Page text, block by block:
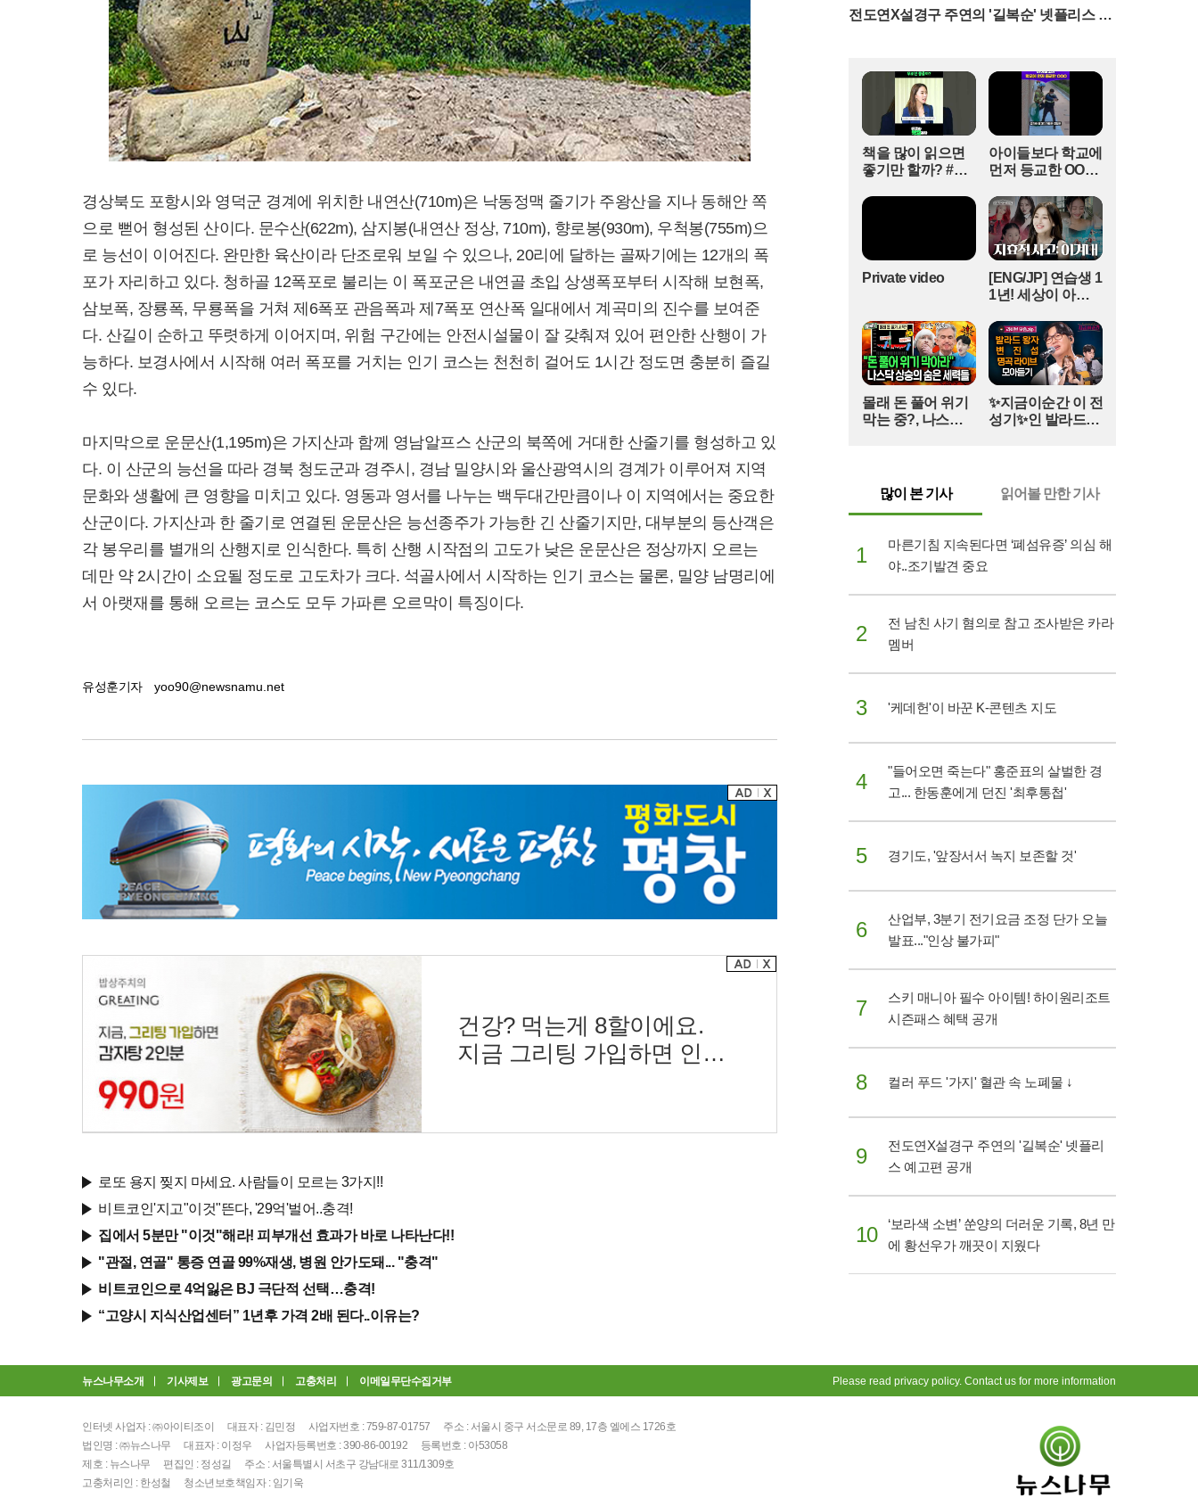
경상북도 포항시와 영덕군 경계에 위치한 내연산(710m)은 낙동정맥 줄기가 주왕산을 지나 동해안 쪽
으로 뻗어 형성된 산이다. 문수산(622m), 삼지봉(내연산 정상, 710m), 향로봉(930m), 우척봉(755m)으
로 능선이 이어진다. 완만한 육산이라 단조로워 보일 수 있으나, 20리에 달하는 골짜기에는 12개의 폭
포가 자리하고 있다. 청하골 12폭포로 불리는 이 폭포군은 내연골 초입 상생폭포부터 시작해 보현폭,
삼보폭, 장룡폭, 무룡폭을 거쳐 제6폭포 관음폭과 제7폭포 연산폭 일대에서 계곡미의 진수를 보여준
다. 산길이 순하고 뚜렷하게 이어지며, 위험 구간에는 안전시설물이 잘 갖춰져 있어 편안한 산행이 가
능하다. 보경사에서 시작해 여러 폭포를 거치는 인기 코스는 천천히 걸어도 1시간 정도면 충분히 즐길
수 있다.
마지막으로 운문산(1,195m)은 가지산과 함께 영남알프스 산군의 북쪽에 거대한 산줄기를 형성하고 있
다. 이 산군의 능선을 따라 경북 청도군과 경주시, 경남 밀양시와 울산광역시의 경계가 이루어져 지역
문화와 생활에 큰 영향을 미치고 있다. 영동과 영서를 나누는 백두대간만큼이나 이 지역에서는 중요한
산군이다. 가지산과 한 줄기로 연결된 운문산은 능선종주가 가능한 긴 산줄기지만, 대부분의 등산객은
각 봉우리를 별개의 산행지로 인식한다. 특히 산행 시작점의 고도가 낮은 운문산은 정상까지 오르는
데만 약 2시간이 소요될 정도로 고도차가 크다. 석골사에서 시작하는 인기 코스는 물론, 밀양 남명리에
서 아랫재를 통해 오르는 코스도 모두 가파른 오르막이 특징이다.
유성훈기자 yoo90@newsnamu.net
건강? 먹는게 8할이에요.
지금 그리팅 가입하면 인기
로또 용지 찢지 마세요. 사람들이 모르는 3가지!!
비트코인'지고"이것"뜬다, '29억'벌어..충격!
집에서 5분만 "이것"해라! 피부개선 효과가 바로 나타난다!!
"관절, 연골" 통증 연골 99%재생, 병원 안가도돼... "충격"
비트코인으로 4억잃은 BJ 극단적 선택…충격!
“고양시 지식산업센터” 1년후 가격 2배 된다..이유는?
거의 마지막 총력 유세가 이 씨 소유의 모델하우스
법 위반 가능성이 대두되었다. 이에 대해 오 전 지
사 측은 사실무근이라며 반박하고 있으나, 부지 제
공의 대가성 여부를 두고 논란은 수그러들지 않고
친분설로 곤혹스러운 처지에 놓였다. 이 씨가 평소
문 의원과 형님, 동생 하는 사이라고 주변에 과시해
왔다는 증언이 나오면서다. 문 의원 측은 자발적인
지지자의 활동이었을 뿐 사적인 골프 회동이나 부
적절한 청탁은 없었다고 선을 그었다. 하지만 과거
모델하우스 행사 참석 등 이 씨와의 잦은 접촉이 확
인되면서, 지역 유력 정치인으로서 검증되지 않은
인물과 밀착 행보를 보였다는 책임론이 거세다.공
혹은 사태를 더욱 악화시키고 있다. 피해자 대책위
가 공개한 영수증에는 오 전 지사 취임 전후 시기에
비서진들이 수백만 원 상당의 술 접대를 받은 정황
이 고스란히 담겼다. 특히 비서관급 인사가 이 씨에
게 외자 유치와 관련된 중국계 자본가를 연결해 주
는 브로커 역할을 했다는 의심까지 더해졌다. 이는
그가 도의회 자문위원으로 활동할 수 있었던 배경
에 대해서도 의문이 제기된다. 20여 건의 전과를 보
한 것은 지역 정당과 의회의 검증 시스템이 완전히
마비되었음을 방증한다. 현재 위성곤 도지사가 청
렴감찰단을 통한 자체 조사 가능성을 언급한 가운
들어갔을 가능성을 염두에 두고 자금 흐름을 정밀
추적하고 있다.
전도연X설경구 주연의 '길복순' 넷플리스 예
책을 많이 읽으면
좋기만 할까? #얘
서교육 #슬기로운
아이들보다 학교에
먼저 등교한 OOO
시 #스브스프리미
엄 #shorts
Private video
[ENG/JP] 연습생 1
1년! 세상이 아무
다시 CHEER UP
하게 만드는 지효
적 사고 | 아주 사적
인 미술관 EP. 06 /
14F
몰래 돈 풀어 위기
막는 중?, 나스닥
✨지금이순간 이 전
성기✨인 발라드왕
이순간 (매주 [목]
저녁 8:20)
많이 본 기사 읽어볼 만한 기사
1
마른기침 지속된다면 ‘폐섬유증’ 의심 해
야..조기발견 중요
2
전 남친 사기 혐의로 참고 조사받은 카라
멤버
3 '케데헌'이 바꾼 K-콘텐츠 지도
4
"들어오면 죽는다" 홍준표의 살벌한 경
고... 한동훈에게 던진 '최후통첩'
5 경기도, '앞장서서 녹지 보존할 것'
6
산업부, 3분기 전기요금 조정 단가 오늘
발표..."인상 불가피"
7
스키 매니아 필수 아이템! 하이원리조트
시즌패스 혜택 공개
8 컬러 푸드 '가지' 혈관 속 노폐물 ↓
9
전도연X설경구 주연의 '길복순' 넷플리
스 예고편 공개
10
‘보라색 소변’ 쑨양의 더러운 기록, 8년 만
에 황선우가 깨끗이 지웠다
뉴스나무소개 기사제보 광고문의 고충처리 이메일무단수집거부 Please read privacy policy. Contact us for more information
인터넷 사업자 : ㈜아이티조이 대표자 : 김민정 사업자번호 : 759-87-01757
주소 : 서울시 중구 서소문로 89, 17층 엘에스 1726호
법인명 : ㈜뉴스나무
대표자 : 이정우 사업자등록번호 : 390-86-00192
등록번호 : 아53058
제호 : 뉴스나무
편집인 : 정성길
주소 : 서울특별시 서초구 강남대로 311/1309호
고충처리인 : 한성철
청소년보호책임자 : 임기욱